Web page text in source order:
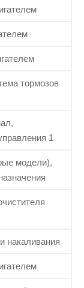
тормозов
1
модели),
накаливания